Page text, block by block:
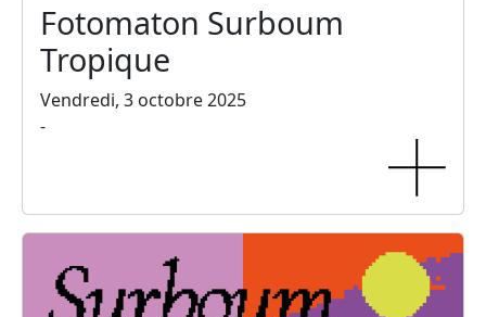
Fotomaton Surboum
Tropique
Vendredi, 3 octobre 2025
-